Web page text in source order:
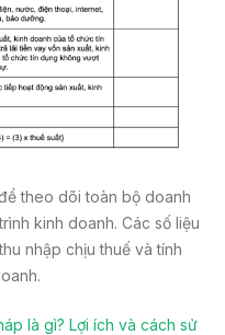
theo dõi toàn bộ doanh
kinh doanh. Các số liệu
nhập chịu thuế và tính
là gì? Lợi ích và cách sử